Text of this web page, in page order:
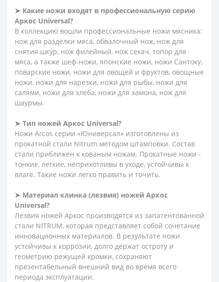
➤ Какие ножи входят в профессиональную серию
Аркос Universal?
В коллекцию вошли профессиональные ножи мясника:
нож для разделки мяса, обвалочный нож, нож для
снятия шкур, нож филейный, нож секач, топор для
мяса, а также шеф-ножи, японские ножи, ножи Сантоку,
поварские ножи, ножи для овощей и фруктов, овощные
ножи, ножи для нарезки, ножи для рыбы, ножи для
салями, ножи для хлеба, ножи для хамона, нож для
шаурмы.
➤ Тип ножей Аркос Universal?
Ножи Arcos серии «Юниверсал» изготовлены из
прокатной стали Nitrum методом штамповки. Состав
стали приближен к кованым ножам. Прокатные ножи -
тонкие, легкие, неприхотливы в уходе, устойчивы к
влаге. Такие ножи легко править и точить.
➤ Материал клинка (лезвия) ножей Аркос
Universal?
Лезвия ножей Аркос производятся из запатентованной
стали NITRUM, которая представляет собой сочетание
инновационных материалов. В результате ножи
устойчивы к коррозии, долго держат остроту и
геометрию режущей кромки, сохраняют
презентабельный внешний вид во время всего
периода эксплуатации.